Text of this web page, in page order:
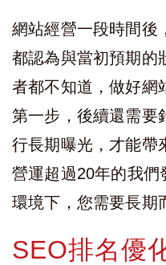
網站經營一段時間後
都認為與當初預期的
者都不知道，做好網
第一步，後續還需要
行長期曝光，才能帶
營運超過20年的我們
環境下，您需要長期
SEO排名優